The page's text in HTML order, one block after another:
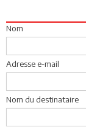
Nom
Adresse e-mail
Nom du destinataire